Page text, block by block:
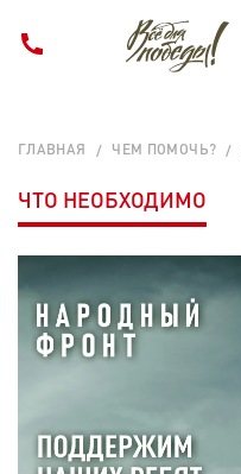
ГЛАВНАЯ ЧЕМ ПОМОЧЬ?
ЧТО НЕОБХОДИМО